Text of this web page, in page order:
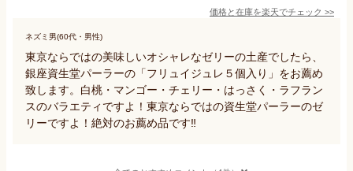
価格と在庫を楽天でチェック >>
ネズミ男(60代・男性)
東京ならではの美味しいオシャレなゼリーの土産でしたら、
銀座資生堂パーラーの「フリュイジュレ５個入り」をお薦め
致します。白桃・マンゴー・チェリー・はっさく・ラフラン
スのバラエティですよ！東京ならではの資生堂パーラーのゼ
リーですよ！絶対のお薦め品です‼️